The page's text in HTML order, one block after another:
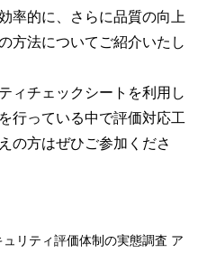
率的に、さらに品質の向上
方法についてご紹介いたし
ィチェックシートを利用し
行っている中で評価対応工
の方はぜひご参加くださ
リティ評価体制の実態調査 ア